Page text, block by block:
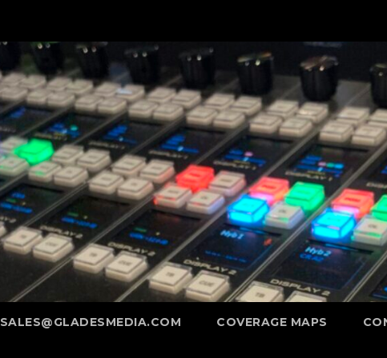
SALES@GLADESMEDIA.COM COVERAGE MAPS